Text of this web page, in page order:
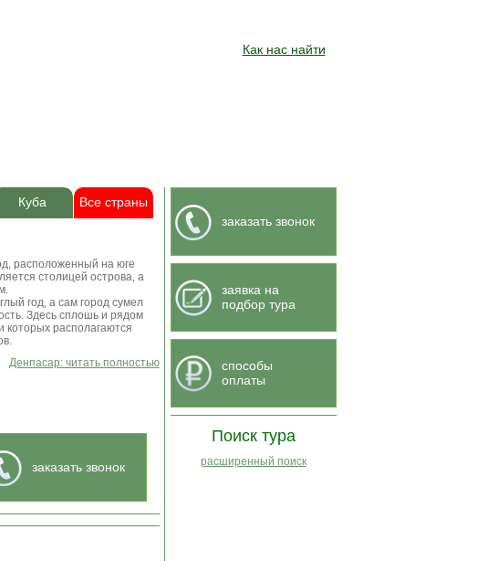
Как нас найти
Куба Все страны
расположенный на юге
столицей острова, а
год, а сам город сумел
Здесь сплошь и рядом
располагаются
Денпасар: читать полностью
заказать звонок
заказать звонок
заявка на
подбор тура
способы
оплаты
Поиск тура
расширенный поиск